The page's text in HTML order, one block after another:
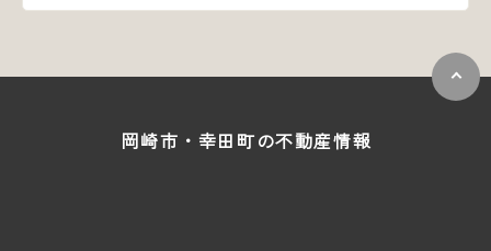
岡崎市・幸田町の不動産情報